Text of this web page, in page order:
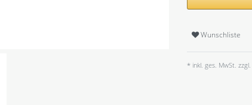
Wunschliste
* inkl. ges. MwSt. zzgl.